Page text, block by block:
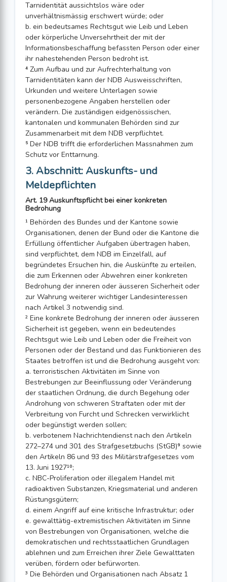
Tarnidentität aussichtslos wäre oder
unverhältnismässig erschwert würde; oder
b. ein bedeutsames Rechtsgut wie Leib und Leben
oder körperliche Unversehrtheit der mit der
Informationsbeschaffung befassten Person oder einer
ihr nahestehenden Person bedroht ist.
⁴ Zum Aufbau und zur Aufrechterhaltung von
Tarnidentitäten kann der NDB Ausweisschriften,
Urkunden und weitere Unterlagen sowie
personenbezogene Angaben herstellen oder
verändern. Die zuständigen eidgenössischen,
kantonalen und kommunalen Behörden sind zur
Zusammenarbeit mit dem NDB verpflichtet.
⁵ Der NDB trifft die erforderlichen Massnahmen zum
Schutz vor Enttarnung.
3. Abschnitt: Auskunfts- und
Meldepflichten
Art. 19 Auskunftspflicht bei einer konkreten
Bedrohung
¹ Behörden des Bundes und der Kantone sowie
Organisationen, denen der Bund oder die Kantone die
Erfüllung öffentlicher Aufgaben übertragen haben,
sind verpflichtet, dem NDB im Einzelfall, auf
begründetes Ersuchen hin, die Auskünfte zu erteilen,
die zum Erkennen oder Abwehren einer konkreten
Bedrohung der inneren oder äusseren Sicherheit oder
zur Wahrung weiterer wichtiger Landesinteressen
nach Artikel 3 notwendig sind.
² Eine konkrete Bedrohung der inneren oder äusseren
Sicherheit ist gegeben, wenn ein bedeutendes
Rechtsgut wie Leib und Leben oder die Freiheit von
Personen oder der Bestand und das Funktionieren des
Staates betroffen ist und die Bedrohung ausgeht von:
a. terroristischen Aktivitäten im Sinne von
Bestrebungen zur Beeinflussung oder Veränderung
der staatlichen Ordnung, die durch Begehung oder
Androhung von schweren Straftaten oder mit der
Verbreitung von Furcht und Schrecken verwirklicht
oder begünstigt werden sollen;
b. verbotenem Nachrichtendienst nach den Artikeln
272–274 und 301 des Strafgesetzbuchs (StGB)⁹ sowie
den Artikeln 86 und 93 des Militärstrafgesetzes vom
13. Juni 1927¹⁰;
c. NBC-Proliferation oder illegalem Handel mit
radioaktiven Substanzen, Kriegsmaterial und anderen
Rüstungsgütern;
d. einem Angriff auf eine kritische Infrastruktur; oder
e. gewalttätig-extremistischen Aktivitäten im Sinne
von Bestrebungen von Organisationen, welche die
demokratischen und rechtsstaatlichen Grund­lagen
ablehnen und zum Erreichen ihrer Ziele Gewalttaten
verüben, fördern oder befürworten.
³ Die Behörden und Organisationen nach Absatz 1